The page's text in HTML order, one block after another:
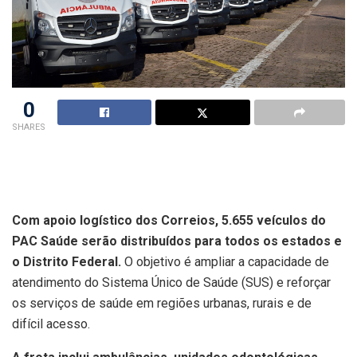
0
SHARES
Com apoio logístico dos Correios, 5.655 veículos do
PAC Saúde serão distribuídos para todos os estados e
o Distrito Federal. O objetivo é ampliar a capacidade de
atendimento do Sistema Único de Saúde (SUS) e reforçar
os serviços de saúde em regiões urbanas, rurais e de
difícil acesso.